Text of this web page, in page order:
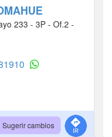
233 - 3P - Of.2 -
Sugerir cambios